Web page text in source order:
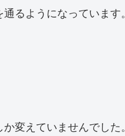
るようになっています。
変えていませんでした。